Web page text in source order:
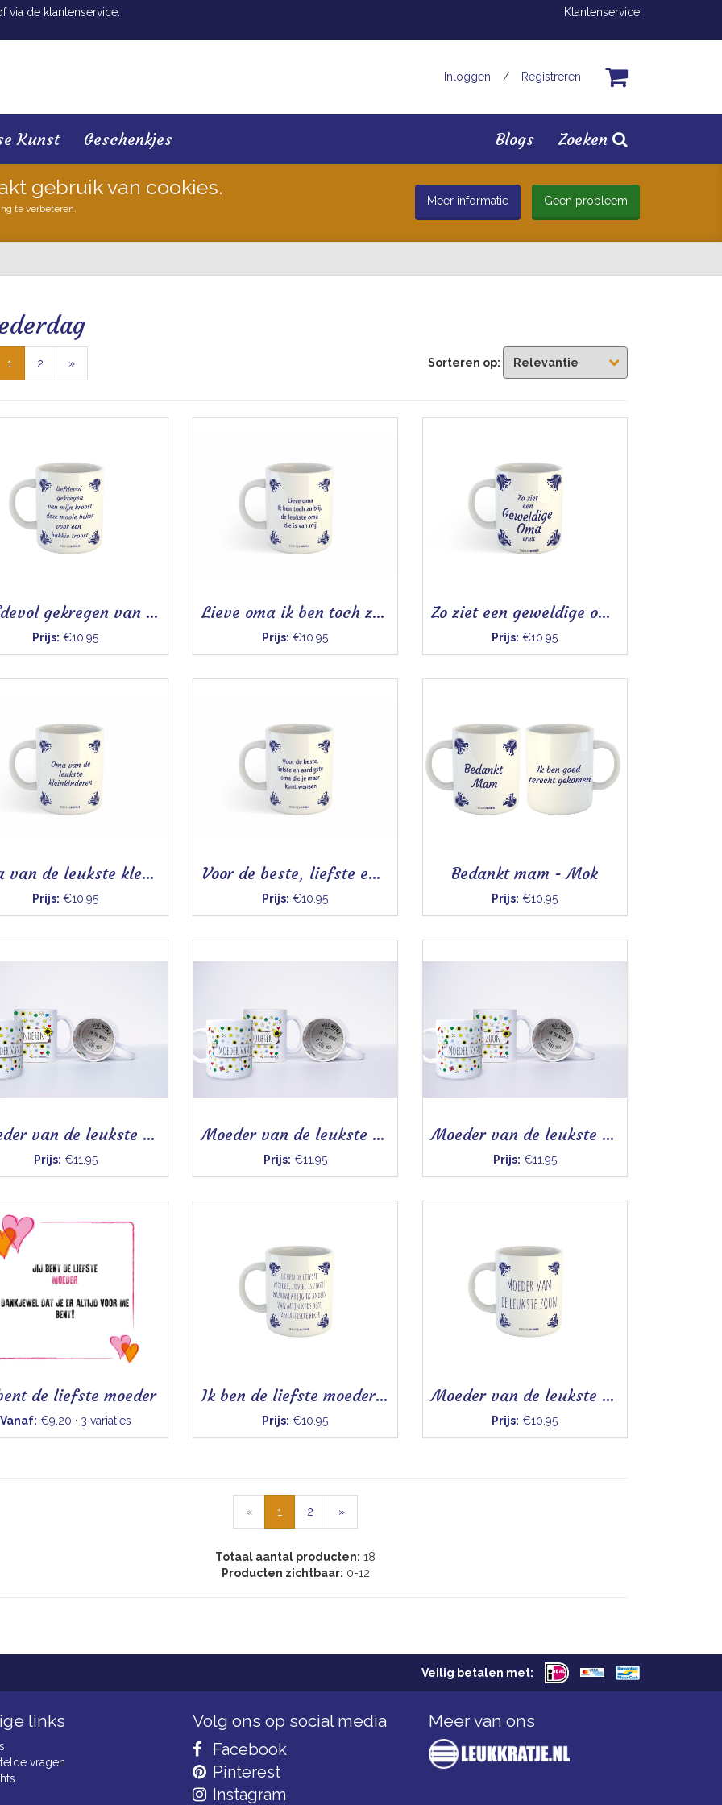
via de klantenservice. Klantenservice
Inloggen / Registreren
Kunst Geschenkjes Zoeken
Blogs
gebruik van cookies.
te verbeteren.
Meer informatie Geen probleem
1 2 » Sorteren op:
Liefdevol gekregen van mijn kroost - Mok
Prijs: €10.95
Lieve oma ik ben toch zo blij - Mok
Prijs: €10.95
Zo ziet een geweldige oma eruit - Mok
Prijs: €10.95
Oma van de leukste kleinkinderen - Mok
Prijs: €10.95
Voor de beste, liefste en aardigste oma - Mok
Prijs: €10.95
Bedankt mam - Mok
Prijs: €10.95
Moeder van de leukste kinderen (bloem) - Mok
Prijs: €11.95
Moeder van de leukste dochter (bloem) - Mok
Prijs: €11.95
Moeder van de leukste zoon (bloem) - Mok
Prijs: €11.95
de liefste moeder
Vanaf: €9.20 · 3 variaties
Ik ben de liefste moeder - Mok
Prijs: €10.95
Moeder van de leukste zoon - Mok
Prijs: €10.95
« 1 2 »
Totaal aantal producten: 18
Producten zichtbaar: 0-12
Veilig betalen met:
links
vragen
Volg ons op social media
Facebook
Pinterest
Instagram
Meer van ons